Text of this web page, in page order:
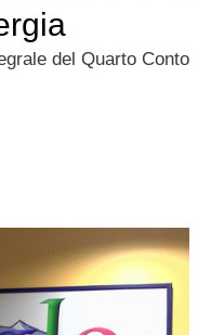
del Quarto Conto